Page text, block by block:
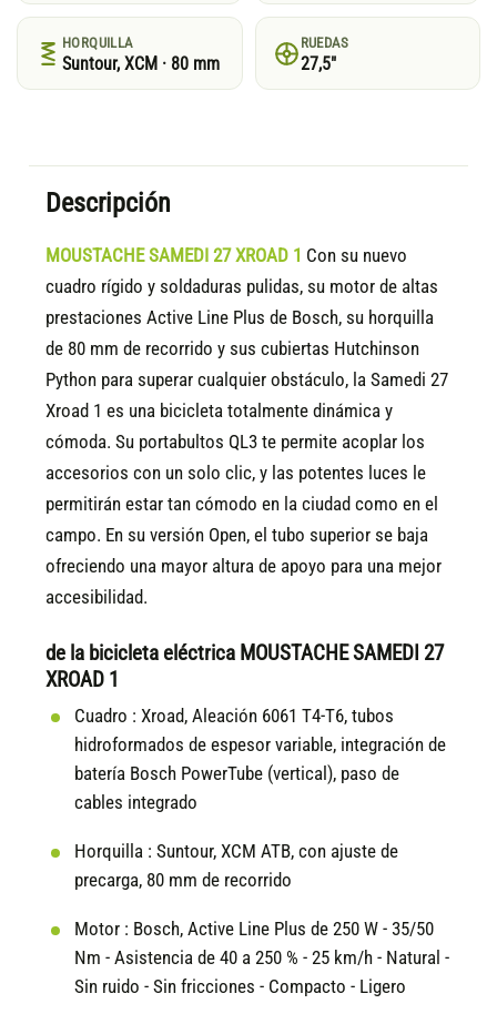
HORQUILLA
Suntour, XCM · 80 mm
RUEDAS
27,5"
Descripción
MOUSTACHE SAMEDI 27 XROAD 1 Con su nuevo
cuadro rígido y soldaduras pulidas, su motor de altas
prestaciones Active Line Plus de Bosch, su horquilla
de 80 mm de recorrido y sus cubiertas Hutchinson
Python para superar cualquier obstáculo, la Samedi 27
Xroad 1 es una bicicleta totalmente dinámica y
cómoda. Su portabultos QL3 te permite acoplar los
accesorios con un solo clic, y las potentes luces le
permitirán estar tan cómodo en la ciudad como en el
campo. En su versión Open, el tubo superior se baja
ofreciendo una mayor altura de apoyo para una mejor
accesibilidad.
de la bicicleta eléctrica MOUSTACHE SAMEDI 27
XROAD 1
Cuadro :Xroad, Aleación 6061 T4-T6, tubos
hidroformados de espesor variable, integración de
batería Bosch PowerTube (vertical), paso de
cables integrado
Horquilla :Suntour, XCM ATB, con ajuste de
precarga, 80 mm de recorrido
Motor : Bosch, Active Line Plus de 250 W - 35/50
Nm - Asistencia de 40 a 250 % - 25 km/h - Natural -
Sin ruido - Sin fricciones - Compacto - Ligero